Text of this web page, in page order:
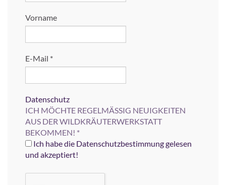
Vorname
E-Mail *
Datenschutz
ICH MÖCHTE REGELMÄSSIG NEUIGKEITEN
AUS DER WILDKRÄUTERWERKSTATT
BEKOMMEN! *
Ich habe die Datenschutzbestimmung gelesen
und akzeptiert!